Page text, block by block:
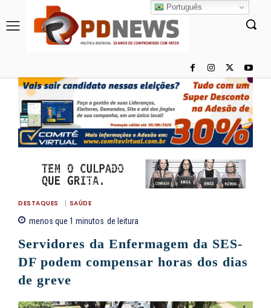
DESTAQUES SAÚDE
menos que 1 minutos de leitura
Servidores da Enfermagem da SES-
DF podem compensar horas dos dias
de greve
Português